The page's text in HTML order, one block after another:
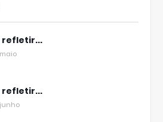
refletir...
refletir...